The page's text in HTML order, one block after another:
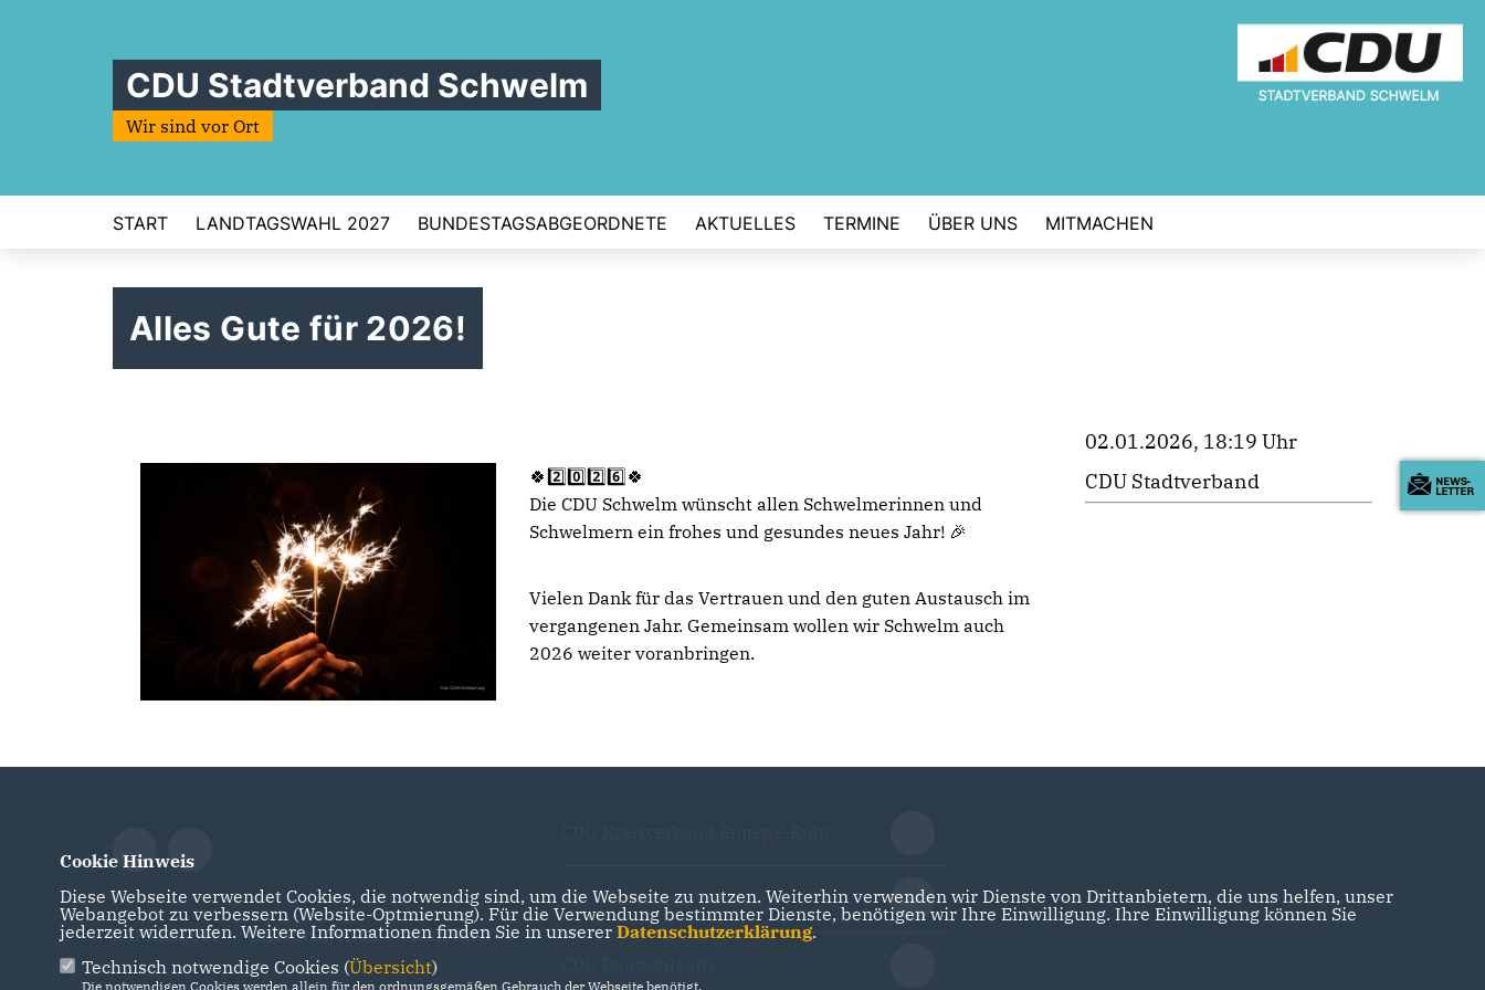
CDU Stadtverband Schwelm
Wir sind vor Ort
START LANDTAGSWAHL 2027 BUNDESTAGSABGEORDNETE AKTUELLES TERMINE ÜBER UNS MITMACHEN
Alles Gute für 2026!
🍀2️⃣0️⃣2️⃣6️⃣🍀
Die CDU Schwelm wünscht allen Schwelmerinnen und
Schwelmern ein frohes und gesundes neues Jahr! 🎉
Vielen Dank für das Vertrauen und den guten Austausch im
vergangenen Jahr. Gemeinsam wollen wir Schwelm auch
2026 weiter voranbringen.
02.01.2026, 18:19 Uhr
CDU Stadtverband
IMPRESSUM DATENSCHUTZ KONTAKT
CDU Nordrhein-Westfalen
Cookie Hinweis
Diese Webseite verwendet Cookies, die notwendig sind, um die Webseite zu nutzen. Weiterhin verwenden wir Dienste von Drittanbietern, die uns helfen, unser
Webangebot zu verbessern (Website-Optmierung). Für die Verwendung bestimmter Dienste, benötigen wir Ihre Einwilligung. Ihre Einwilligung können Sie
jederzeit widerrufen. Weitere Informationen finden Sie in unserer Datenschutzerklärung.
Technisch notwendige Cookies (Übersicht)
Die notwendigen Cookies werden allein für den ordnungsgemäßen Gebrauch der Webseite benötigt.